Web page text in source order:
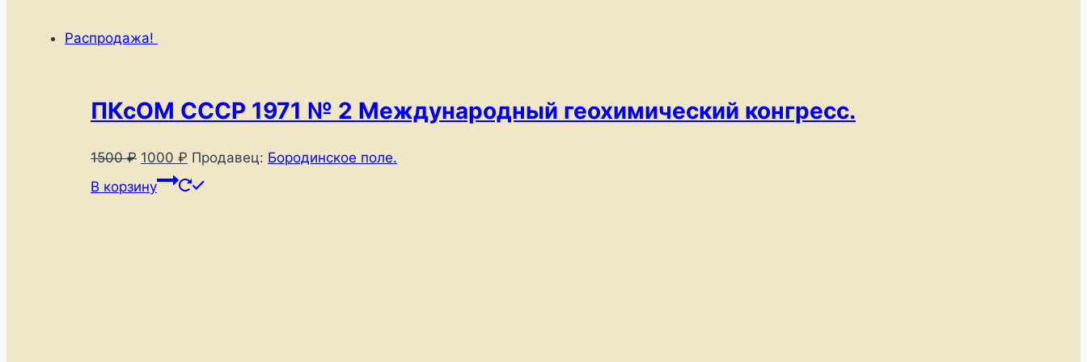
Распродажа!
ПКсОМ СССР 1971 № 2 Международный геохимический конгресс.
1500₽ Первоначальная
цена
составляла
1000 ₽ Текущая
цена:
Продавец: Бородинское поле.
В корзину